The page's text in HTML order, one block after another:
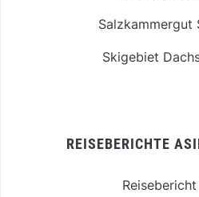
Salzkammergut
Skigebiet
REISEBERICHTE